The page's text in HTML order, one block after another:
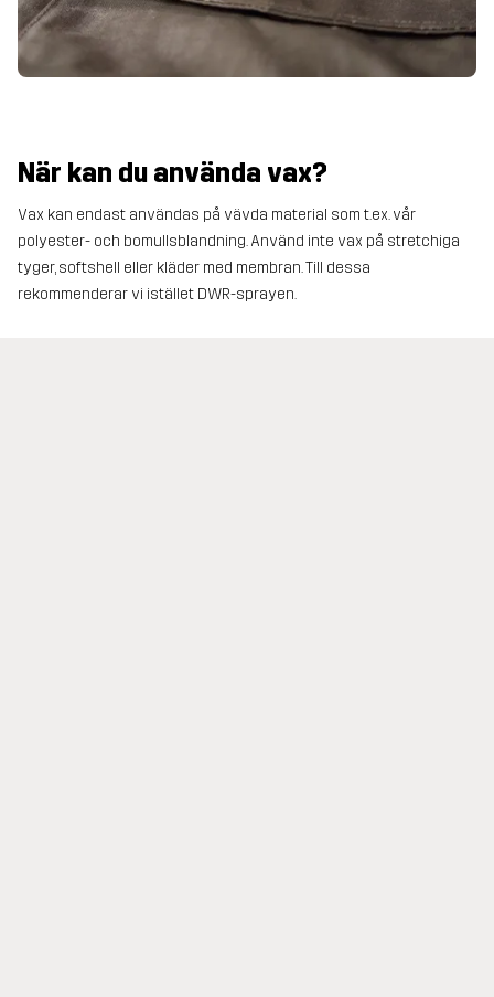
När kan du använda vax?
Vax kan endast användas på vävda material som t.ex. vår
polyester- och bomullsblandning. Använd inte vax på stretchiga
tyger, softshell eller kläder med membran. Till dessa
rekommenderar vi istället DWR-sprayen.